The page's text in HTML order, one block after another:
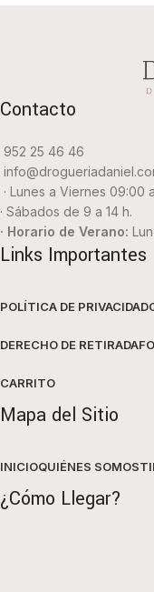
Contacto
952 25 46 46
· Lunes a Viernes 09:00
· Sábados de 9 a 14 h.
· Horario de Verano:
Links Importantes
POLÍTICA DE PRIVACIDAD
DERECHO DE RETIRADA
CARRITO
Mapa del Sitio
INICIOQUIÉNES SOMOS
¿Cómo Llegar?